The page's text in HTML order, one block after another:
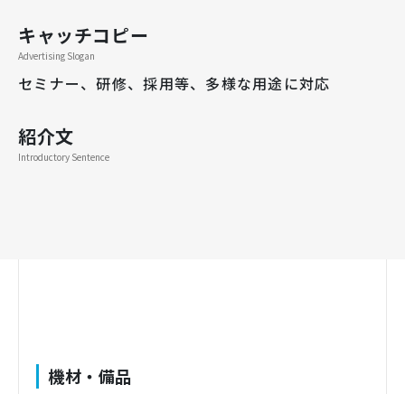
キャッチコピー
Advertising Slogan
セミナー、研修、採用等、多様な用途に対応
紹介文
Introductory Sentence
機材・備品